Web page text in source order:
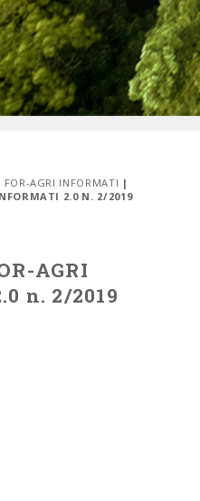
FOR-AGRI INFORMATI |
2.0 N. 2/2019
AGRI
n. 2/2019